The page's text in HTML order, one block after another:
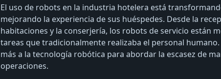
El uso de robots en la industria hotelera está
mejorando la experiencia de sus huéspedes. Desde la
habitaciones y la conserjería, los robots de servicio están
tareas que tradicionalmente realizaba el personal
más a la tecnología robótica para abordar la escasez de
operaciones.